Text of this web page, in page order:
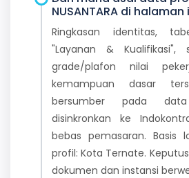
NUSANTARA di halaman
Ringkasan identitas,
"Layanan & Kualifikasi",
grade/plafon nilai
kemampuan dasar
bersumber pada
disinkronkan ke
bebas pemasaran. Basis
profil: Kota Ternate.
dokumen dan instansi